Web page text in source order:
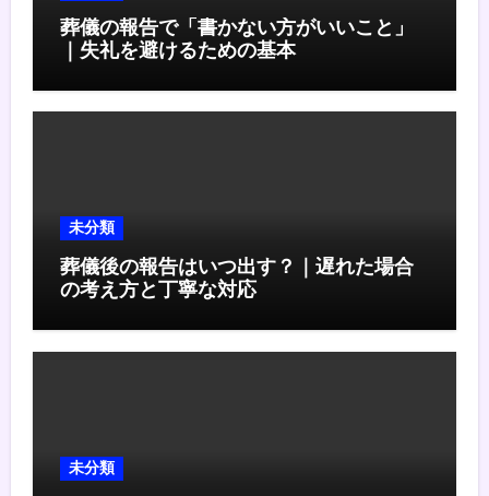
葬儀の報告で「書かない方がいいこと」
｜失礼を避けるための基本
未分類
葬儀後の報告はいつ出す？｜遅れた場合
の考え方と丁寧な対応
未分類